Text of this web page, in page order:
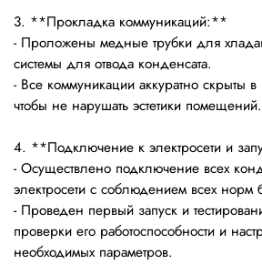
3. **Прокладка коммуникаций:**
- Проложены медные трубки для
системы для отвода конденсата.
- Все коммуникации аккуратно скрыты в
чтобы не нарушать эстетики помещений.
4. **Подключение к электросети и
- Осуществлено подключение всех
электросети с соблюдением всех норм
- Проведен первый запуск и
проверки его работоспособности и
необходимых параметров.